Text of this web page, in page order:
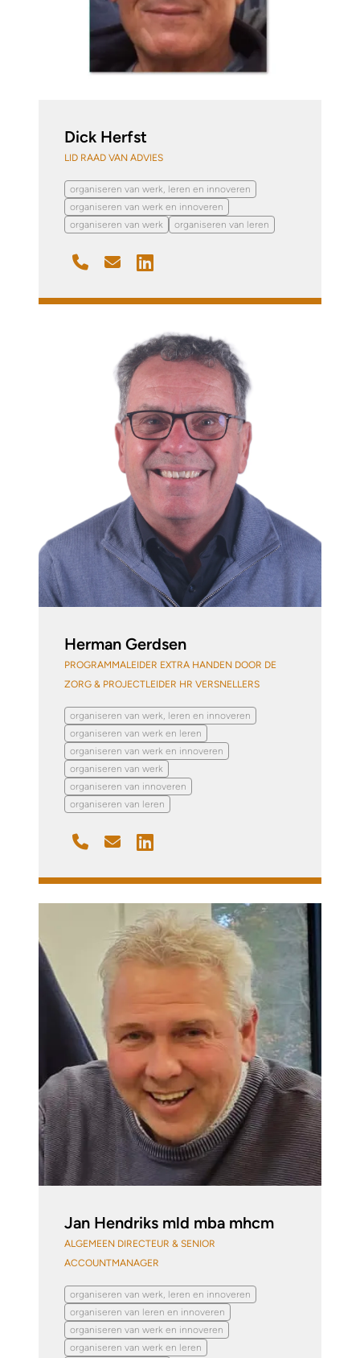
Dick Herfst
LID RAAD VAN ADVIES
organiseren van werk, leren en innoveren
organiseren van werk en innoveren
organiseren van werk
organiseren van leren
Herman Gerdsen
PROGRAMMALEIDER EXTRA HANDEN DOOR DE
ZORG & PROJECTLEIDER HR VERSNELLERS
organiseren van werk, leren en innoveren
organiseren van werk en leren
organiseren van werk en innoveren
organiseren van werk
organiseren van innoveren
organiseren van leren
Jan Hendriks mld mba mhcm
ALGEMEEN DIRECTEUR & SENIOR
ACCOUNTMANAGER
organiseren van werk, leren en innoveren
organiseren van leren en innoveren
organiseren van werk en innoveren
organiseren van werk en leren